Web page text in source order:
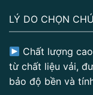
LÝ DO CHỌN
Chất lượng
từ chất liệu vải,
bảo độ bền và